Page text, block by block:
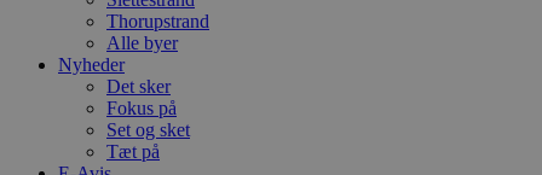
Thorupstrand
Alle byer
Nyheder
Det sker
Fokus på
Set og sket
Tæt på